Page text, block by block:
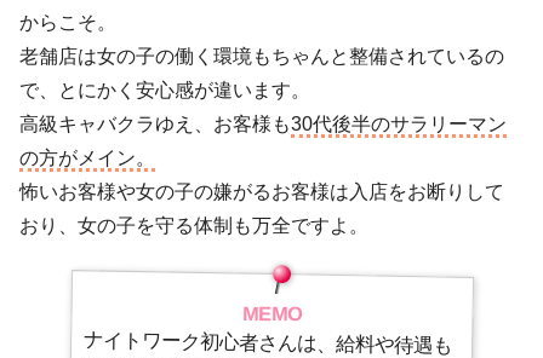
からこそ。
老舗店は女の子の働く環境もちゃんと整備されているの
で、とにかく安心感が違います。
高級キャバクラゆえ、お客様も30代後半のサラリーマン
の方がメイン。
怖いお客様や女の子の嫌がるお客様は入店をお断りして
おり、女の子を守る体制も万全ですよ。
MEMO
ナイトワーク初心者さんは、給料や待遇も
大切ですがまずは安心して働けるお店かど